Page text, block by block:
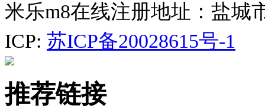
米乐m8在线注册地址：盐城
ICP: 苏ICP备20028615号-1
推荐链接